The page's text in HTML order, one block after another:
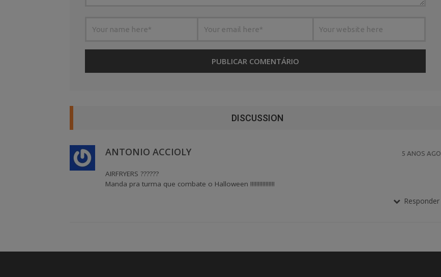
DISCUSSION
ANTONIO ACCIOLY 5 ANOS AGO
AIRFRYERS ??????
Manda pra turma que combate o Halloween !!!!!!!!!!!!!!!!
Responder